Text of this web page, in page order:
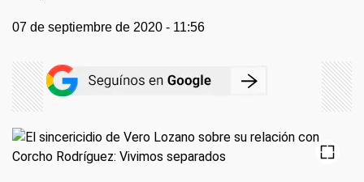
07 de septiembre de 2020 - 11:56